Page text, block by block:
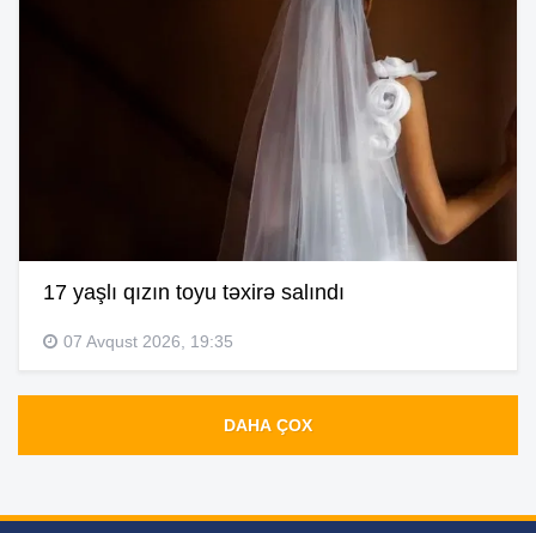
17 yaşlı qızın toyu təxirə salındı
07 Avqust 2026, 19:35
DAHA ÇOX